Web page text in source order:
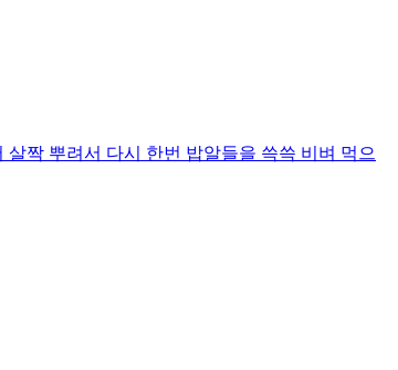
짝 뿌려서 다시 한번 밥알들을 쓱쓱 비벼 먹으